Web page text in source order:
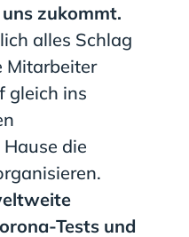
zukommt.
alles Schlag
Mitarbeiter
gleich ins
Hause die
.
Tests und